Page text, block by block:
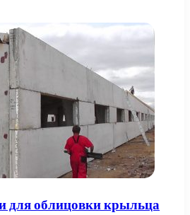
для облицовки крыльца